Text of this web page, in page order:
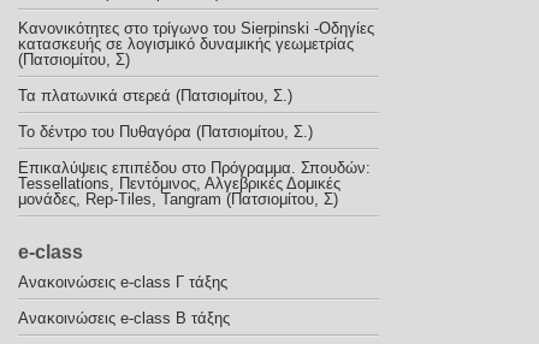
Κανονικότητες στο τρίγωνο του Sierpinski -Οδηγίες
κατασκευής σε λογισμικό δυναμικής γεωμετρίας
(Πατσιομίτου, Σ)
Τα πλατωνικά στερεά (Πατσιομίτου, Σ.)
To δέντρο του Πυθαγόρα (Πατσιομίτου, Σ.)
Επικαλύψεις επιπέδου στο Πρόγραμμα. Σπουδών:
Tessellations, Πεντόμινος, Αλγεβρικές Δομικές
μονάδες, Rep-Tiles, Tangram (Πατσιομίτου, Σ)
e-class
Ανακoινώσεις e-class Γ τάξης
Ανακοινώσεις e-class B τάξης